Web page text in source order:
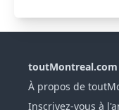
toutMontreal.com
À propos de
Inscrivez-vous à